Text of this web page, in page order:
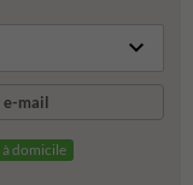
e-mail
domicile